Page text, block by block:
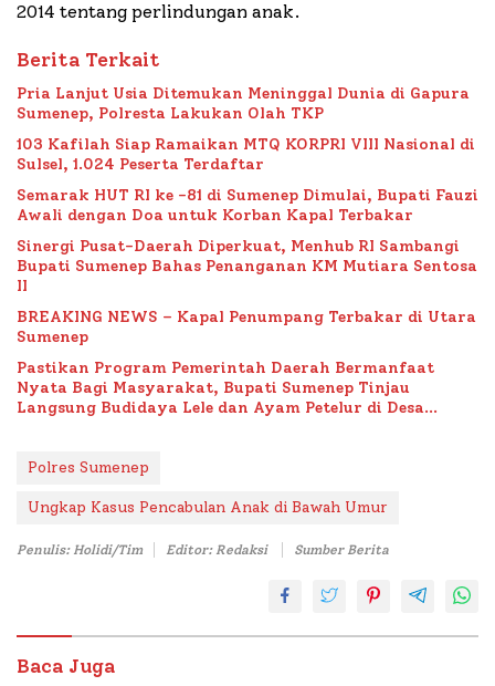
2014 tentang perlindungan anak.
Berita Terkait
Pria Lanjut Usia Ditemukan Meninggal Dunia di Gapura
Sumenep, Polresta Lakukan Olah TKP
103 Kafilah Siap Ramaikan MTQ KORPRI VIII Nasional di
Sulsel, 1.024 Peserta Terdaftar
Semarak HUT RI ke -81 di Sumenep Dimulai, Bupati Fauzi
Awali dengan Doa untuk Korban Kapal Terbakar
Sinergi Pusat-Daerah Diperkuat, Menhub RI Sambangi
Bupati Sumenep Bahas Penanganan KM Mutiara Sentosa
II
BREAKING NEWS – Kapal Penumpang Terbakar di Utara
Sumenep
Pastikan Program Pemerintah Daerah Bermanfaat
Nyata Bagi Masyarakat, Bupati Sumenep Tinjau
Langsung Budidaya Lele dan Ayam Petelur di Desa
Polres Sumenep
Ungkap Kasus Pencabulan Anak di Bawah Umur
Penulis: Holidi/Tim Editor: Redaksi Sumber Berita
Baca Juga